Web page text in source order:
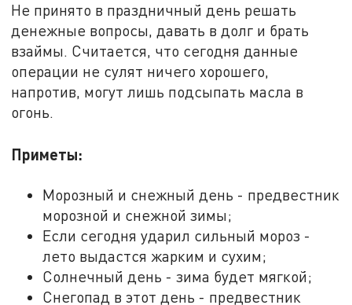
Не принято в праздничный день решать
денежные вопросы, давать в долг и брать
взаймы. Считается, что сегодня данные
операции не сулят ничего хорошего,
напротив, могут лишь подсыпать масла в
огонь.
Приметы:
Морозный и снежный день - предвестник
морозной и снежной зимы;
Если сегодня ударил сильный мороз -
лето выдастся жарким и сухим;
Солнечный день - зима будет мягкой;
Снегопад в этот день - предвестник